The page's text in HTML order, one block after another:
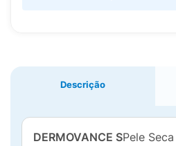
Descrição
DERMOVANCE SPele